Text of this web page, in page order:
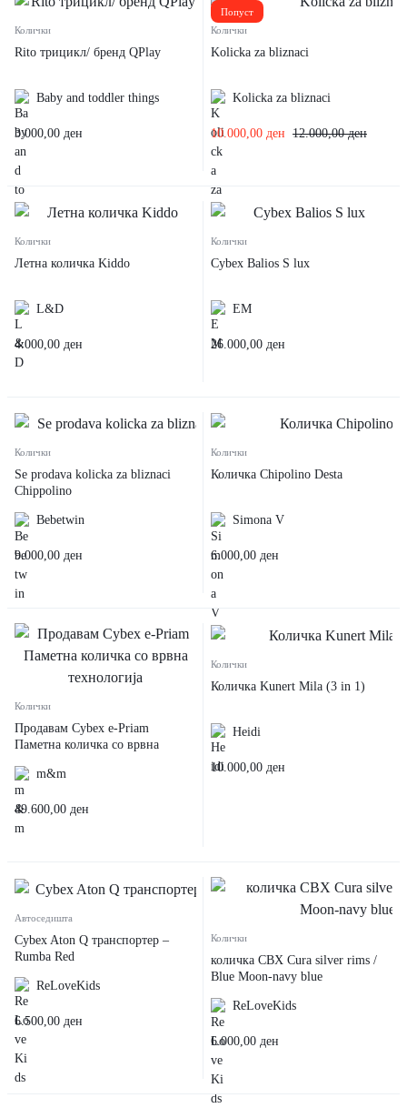
Колички
Rito трицикл/ бренд QPlay
Baby and toddler things
3.000,00 ден
Попуст
Колички
Kolicka za bliznaci
Kolicka za bliznaci
12.000,00ден
10.000,00 ден
Колички
Летна количка Kiddo
L&D
4.000,00 ден
Колички
Cybex Balios S lux
EM
26.000,00 ден
Колички
Se prodava kolicka za bliznaci
Chippolino
Bebetwin
9.000,00 ден
Колички
Количка Chipolino Desta
Simona V
6.000,00 ден
Колички
Продавам Cybex e-Priam
Паметна количка со врвна
m&m
49.600,00 ден
Колички
Количка Kunert Mila (3 in 1)
Heidi
10.000,00 ден
Автоседишта
Cybex Aton Q транспортер –
Rumba Red
ReLoveKids
6.500,00 ден
Колички
количка CBX Cura silver rims /
Blue Moon-navy blue
ReLoveKids
6.000,00 ден